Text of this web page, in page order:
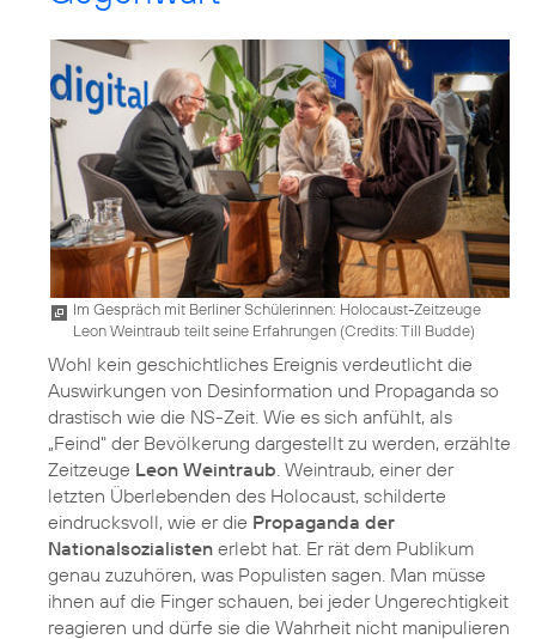
Im Gespräch mit Berliner Schülerinnen: Holocaust-Zeitzeuge
Leon Weintraub teilt seine Erfahrungen (Credits: Till Budde)
Wohl kein geschichtliches Ereignis verdeutlicht die
Auswirkungen von Desinformation und Propaganda so
drastisch wie die NS-Zeit. Wie es sich anfühlt, als
„Feind" der Bevölkerung dargestellt zu werden, erzählte
Zeitzeuge Leon Weintraub. Weintraub, einer der
letzten Überlebenden des Holocaust, schilderte
eindrucksvoll, wie er die Propaganda der
Nationalsozialisten erlebt hat. Er rät dem Publikum
genau zuzuhören, was Populisten sagen. Man müsse
ihnen auf die Finger schauen, bei jeder Ungerechtigkeit
reagieren und dürfe sie die Wahrheit nicht manipulieren